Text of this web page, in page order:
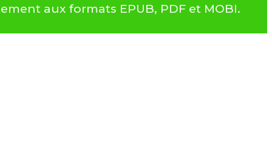
aux formats EPUB, PDF et MOBI.